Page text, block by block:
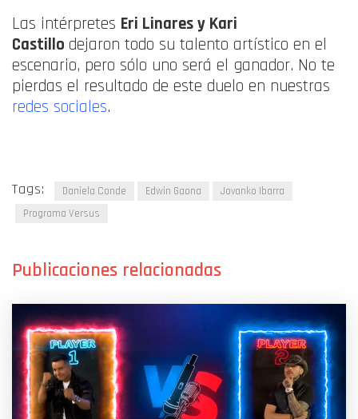
Las intérpretes Eri Linares y Kari
Castillo dejaron todo su talento artístico en el
escenario, pero sólo uno será el ganador. No te
pierdas el resultado de este duelo en nuestras
redes sociales.
Tags: Daniela Conde Edwin Gaona
Jovanko Ibarra
Programa Versus